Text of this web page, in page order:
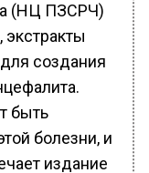
(НЦ ПЗСРЧ)
экстракты
создания
быть
болезни, и
издание